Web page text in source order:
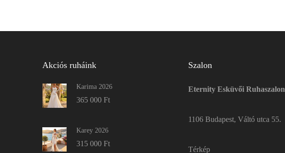
Akciós ruháink
Karima 2026
365 000 Ft
Karey 2026
315 000 Ft
Szalon
Eternity Esküvői Ruhaszalon
1106 Budapest, Váltó utca 55.
Térkép